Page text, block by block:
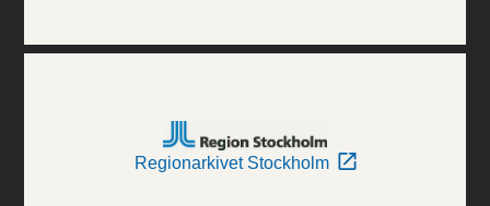
Regionarkivet Stockholm